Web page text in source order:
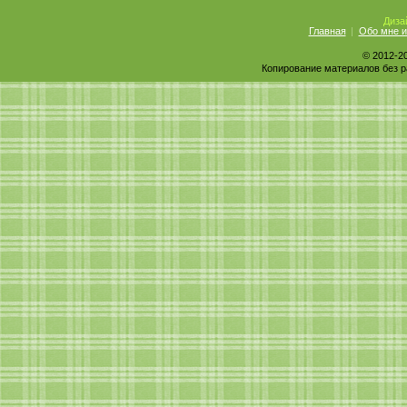
Благодаря этому рецепту пополнила коллекцию
Спасибо за рецепт и за видео. Хотя в моей
Оксана
Спасибо большое! Добавила чеснока и пряных
Главная
Обо мне и
© 2012-
Копирование материалов без